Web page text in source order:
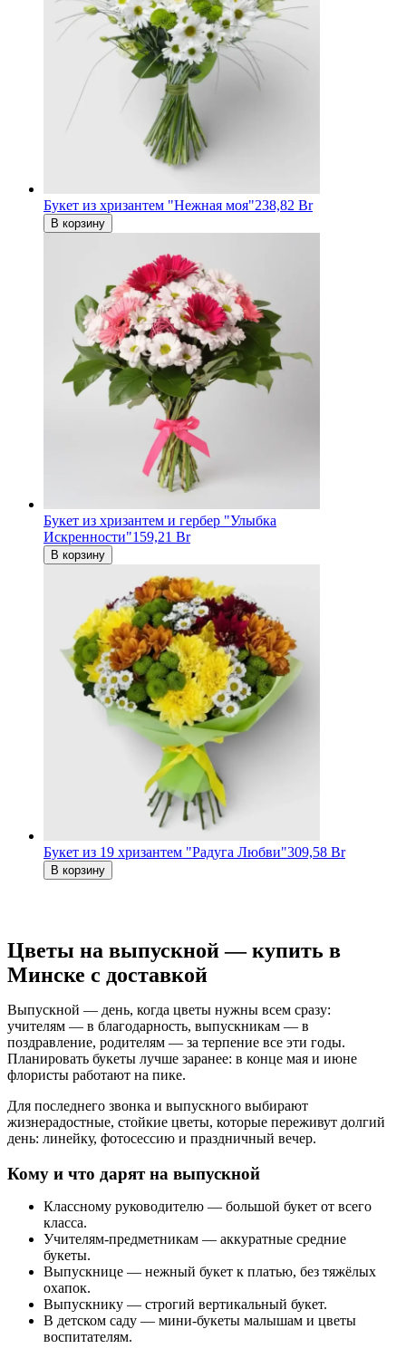
Букет из хризантем "Нежная моя"238,82 Br
В корзину
Букет из хризантем и гербер "Улыбка
Искренности"159,21 Br
В корзину
Букет из 19 хризантем "Радуга Любви"309,58 Br
В корзину
Цветы на выпускной — купить в
Минске с доставкой
Выпускной — день, когда цветы нужны всем сразу:
учителям — в благодарность, выпускникам — в
поздравление, родителям — за терпение все эти годы.
Планировать букеты лучше заранее: в конце мая и июне
флористы работают на пике.
Для последнего звонка и выпускного выбирают
жизнерадостные, стойкие цветы, которые переживут долгий
день: линейку, фотосессию и праздничный вечер.
Кому и что дарят на выпускной
Классному руководителю — большой букет от всего
класса.
Учителям-предметникам — аккуратные средние
букеты.
Выпускнице — нежный букет к платью, без тяжёлых
охапок.
Выпускнику — строгий вертикальный букет.
В детском саду — мини-букеты малышам и цветы
воспитателям.